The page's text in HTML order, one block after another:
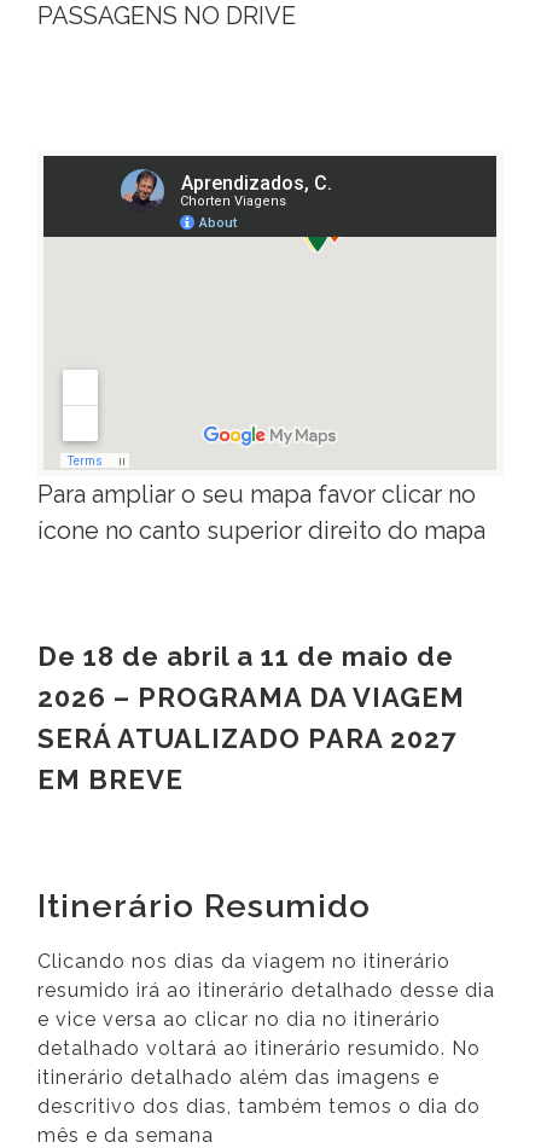
PASSAGENS NO DRIVE
Para ampliar o seu mapa favor clicar no
ícone no canto superior direito do mapa
De 18 de abril a 11 de maio de
2026 – PROGRAMA DA VIAGEM
SERÁ ATUALIZADO PARA 2027
EM BREVE
Itinerário Resumido
Clicando nos dias da viagem no itinerário
resumido irá ao itinerário detalhado desse dia
e vice versa ao clicar no dia no itinerário
detalhado voltará ao itinerário resumido. No
itinerário detalhado além das imagens e
descritivo dos dias, também temos o dia do
mês e da semana